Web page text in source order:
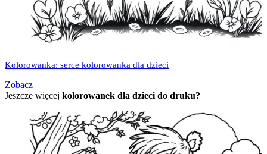
Kolorowanka: serce kolorowanka dla dzieci
Zobacz
Jeszcze więcej kolorowanek dla dzieci do druku?